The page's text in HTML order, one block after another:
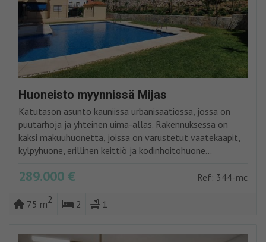
Huoneisto myynnissä Mijas
Katutason asunto kauniissa urbanisaatiossa, jossa on
puutarhoja ja yhteinen uima-allas. Rakennuksessa on
kaksi makuuhuonetta, joissa on varustetut vaatekaapit,
kylpyhuone, erillinen keittiö ja kodinhoitohuone...
289.000 € Ref: 344-mc
75 m2 2 1